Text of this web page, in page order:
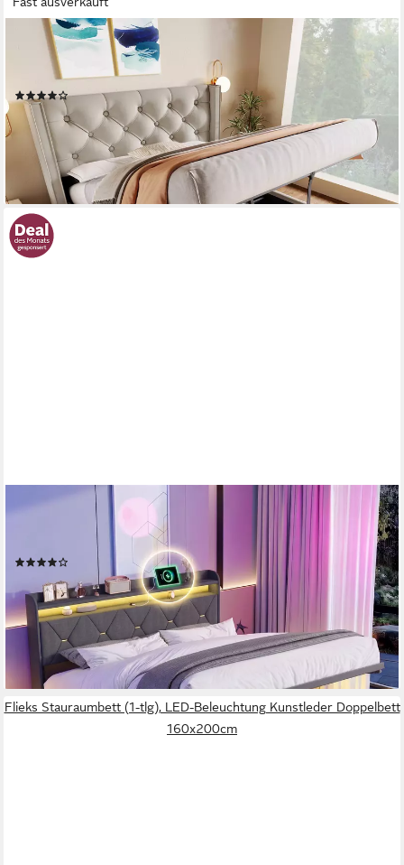
FLIEKS
Polsterbett, Hydraulisches Doppelbett Stauraumbett Baumwolle
160x200cm
(203)
279,99 € UVP 769,99 €
-64%
lieferbar - in 6-7 Werktagen bei dir
PXLOUE
Polsterbett LED Doppelbett, Bettkasten, Ladefunktion, Leinen,
265,99 € UVP 599,99 €
nur diesen Monat
-56%
lieferbar - in 6-7 Werktagen bei dir
+1
Flieks Stauraumbett (1-tlg), LED-Beleuchtung Kunstleder Doppelbett
160x200cm